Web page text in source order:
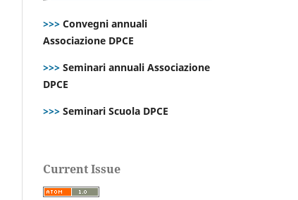
>>> Convegni annuali
Associazione DPCE
>>> Seminari annuali Associazione
DPCE
>>> Seminari Scuola DPCE
Current Issue